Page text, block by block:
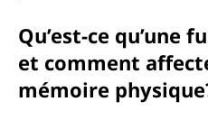
Qu’est-ce qu’une
et comment
mémoire